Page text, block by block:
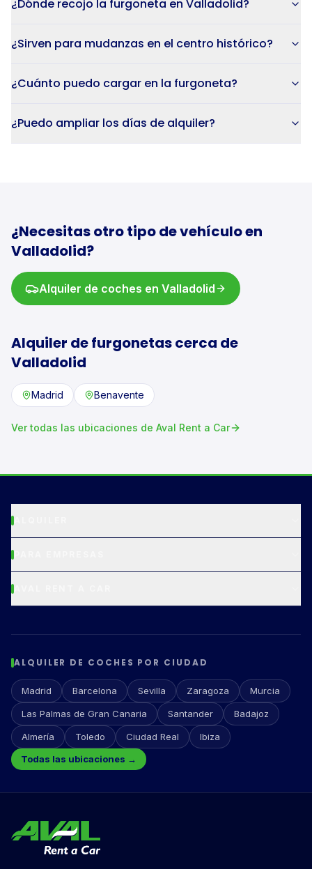
¿Dónde recojo la furgoneta en Valladolid?
¿Sirven para mudanzas en el centro histórico?
¿Cuánto puedo cargar en la furgoneta?
¿Puedo ampliar los días de alquiler?
¿Necesitas otro tipo de vehículo en
Valladolid?
Alquiler de coches en Valladolid
Alquiler defurgonetascerca de
Valladolid
Madrid Benavente
Ver todas las ubicaciones de Aval Rent a Car
ALQUILER DE COCHES POR CIUDAD
Madrid Barcelona Sevilla Zaragoza Murcia
Las Palmas de Gran Canaria Santander Badajoz
Almería Toledo Ciudad Real
Ibiza
Todas las ubicaciones →